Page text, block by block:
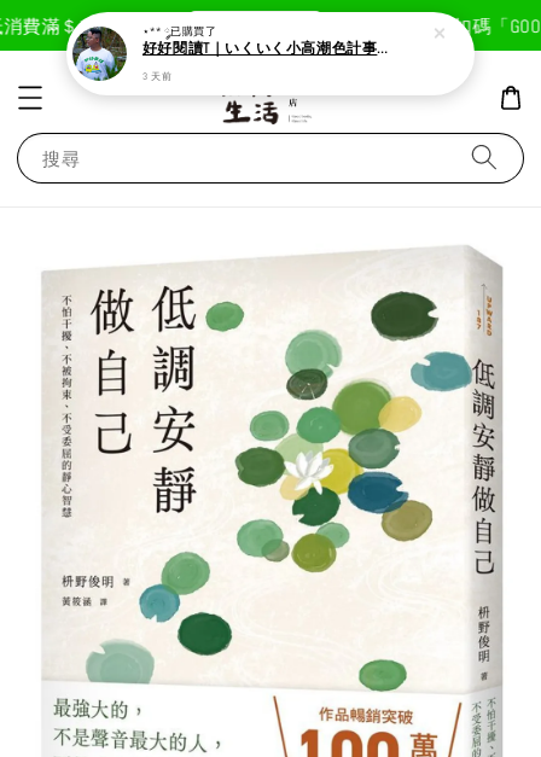
費滿＄1800免運費 現在去購物！ 首次註冊輸入折扣碼「
搜尋
⋆** ༘已購買了
好好閱讀T｜いくいく小高潮色計事務所X好好生活書店聯名款
3 天前